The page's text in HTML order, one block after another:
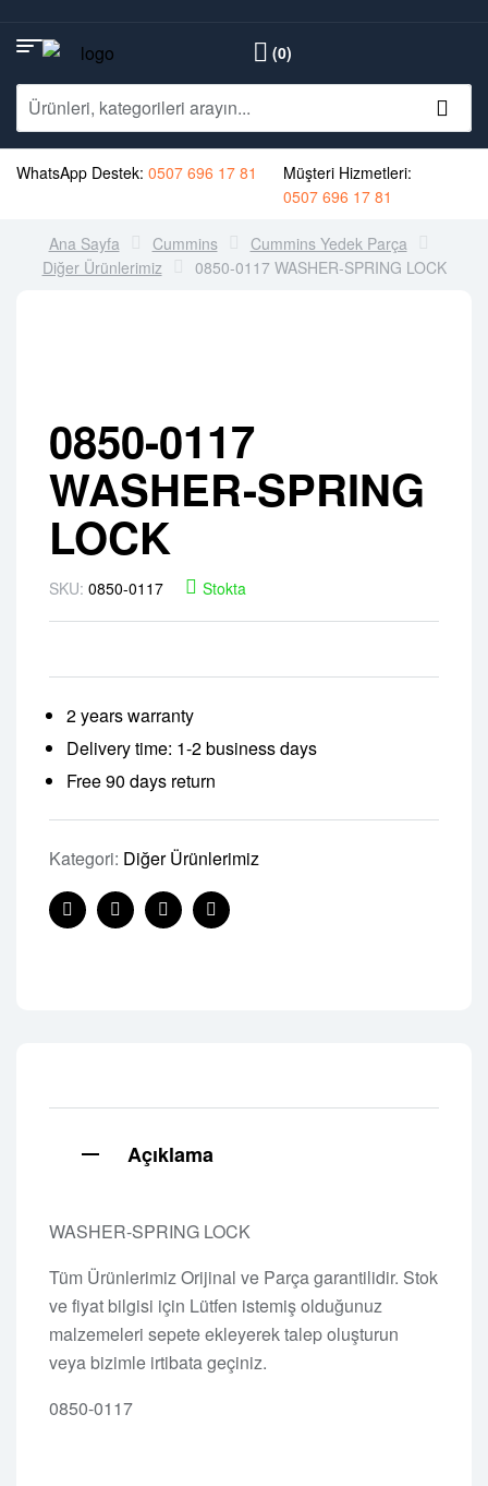
(0)
WhatsApp Destek: 0507 696 17 81
Müşteri Hizmetleri:
0507 696 17 81
Ana Sayfa Cummins
Cummins Yedek Parça
Diğer Ürünlerimiz
0850-0117 WASHER-SPRING LOCK
0850-0117
WASHER-SPRING
LOCK
SKU: 0850-0117 Stokta
2 years warranty
Delivery time: 1-2 business days
Free 90 days return
Kategori: Diğer Ürünlerimiz
FacebookTwitterLinkedinPinterest
Açıklama
WASHER-SPRING LOCK
Tüm Ürünlerimiz Orijinal ve Parça garantilidir. Stok
ve fiyat bilgisi için Lütfen istemiş olduğunuz
malzemeleri sepete ekleyerek talep oluşturun
veya bizimle irtibata geçiniz.
0850-0117